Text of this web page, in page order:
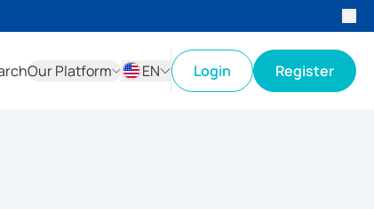
Our Platform
EN
Login Register